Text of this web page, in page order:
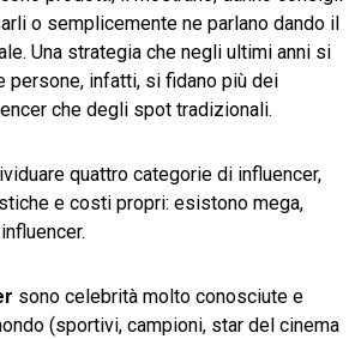
o semplicemente ne parlano dando il
Una strategia che negli ultimi anni si
persone, infatti, si fidano più dei
che degli spot tradizionali.
quattro categorie di influencer,
e costi propri: esistono mega,
sono celebrità molto conosciute e
(sportivi, campioni, star del cinema